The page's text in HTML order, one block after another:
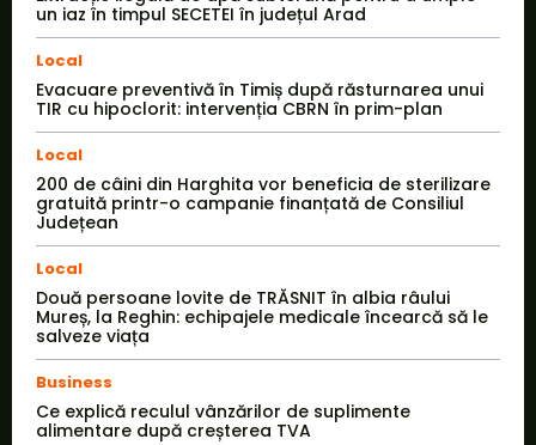
un iaz în timpul SECETEI în județul Arad
Local
Evacuare preventivă în Timiș după răsturnarea unui
TIR cu hipoclorit: intervenția CBRN în prim-plan
Local
200 de câini din Harghita vor beneficia de sterilizare
gratuită printr-o campanie finanțată de Consiliul
Județean
Local
Două persoane lovite de TRĂSNIT în albia râului
Mureș, la Reghin: echipajele medicale încearcă să le
salveze viața
Business
Ce explică reculul vânzărilor de suplimente
alimentare după creșterea TVA